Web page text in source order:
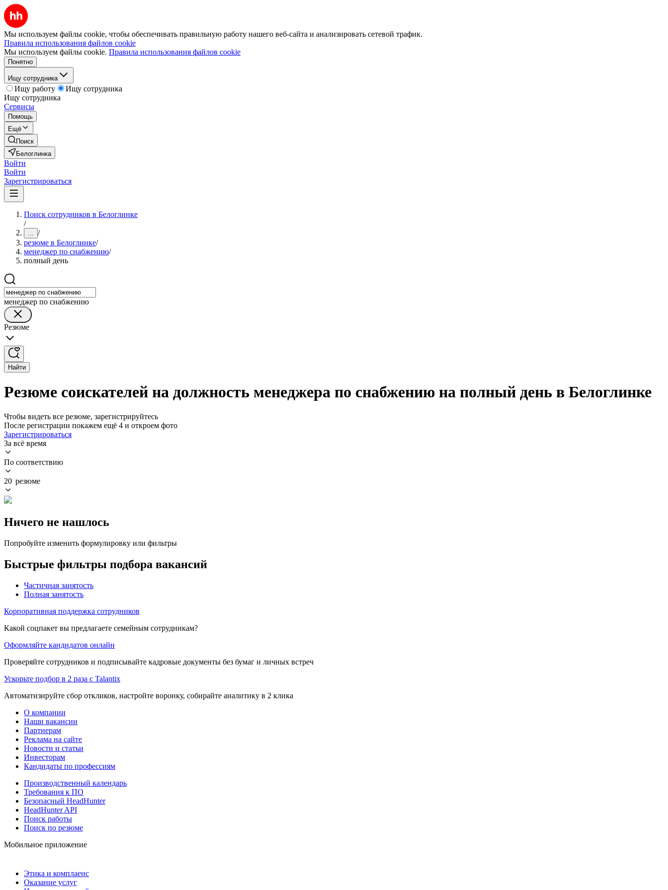
Мы используем файлы cookie, чтобы обеспечивать правильную работу нашего веб-сайта и анализировать сетевой трафик.
Правила использования файлов cookie
Мы используем файлы cookie. Правила использования файлов cookie
Понятно
Ищу сотрудника
Ищу работу
Ищу сотрудника
Ищу сотрудника
Сервисы
Помощь
Ещё
Поиск
Белоглинка
Войти
Войти
Зарегистрироваться
Поиск сотрудников в Белоглинке
/
... /
резюме в Белоглинке/
менеджер по снабжению/
полный день
менеджер по снабжению
Резюме
Найти
Резюме соискателей на должность менеджера по снабжению на полный день в Белоглинке
Чтобы видеть все резюме, зарегистрируйтесь
После регистрации покажем ещё 4 и откроем фото
Зарегистрироваться
За всё время
По соответствию
20 резюме
Ничего не нашлось
Попробуйте изменить формулировку или фильтры
Быстрые фильтры подбора вакансий
Частичная занятость
Полная занятость
Корпоративная поддержка сотрудников
Какой соцпакет вы предлагаете семейным сотрудникам?
Оформляйте кандидатов онлайн
Проверяйте сотрудников и подписывайте кадровые документы без бумаг и личных встреч
Ускорьте подбор в 2 раза с Talantix
Автоматизируйте сбор откликов, настройте воронку, собирайте аналитику в 2 клика
О компании
Наши вакансии
Партнерам
Реклама на сайте
Новости и статьи
Инвесторам
Кандидаты по профессиям
Производственный календарь
Требования к ПО
Безопасный HeadHunter
HeadHunter API
Поиск работы
Поиск по резюме
Мобильное приложение
Этика и комплаенс
Оказание услуг